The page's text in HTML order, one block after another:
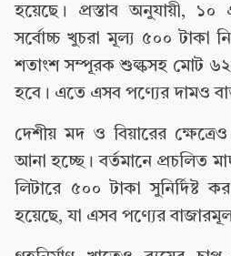
হয়েছে। প্রস্তাব অনুযায়ী, ১০
সর্বোচ্চ খুচরা মূল্য ৫০০ টাকা
শতাংশ সম্পূরক শুল্কসহ মোট
হবে। এতে এসব পণ্যের দামও
দেশীয় মদ ও বিয়ারের
আনা হচ্ছে। বর্তমানে প্রচলিত
লিটারে ৫০০ টাকা সুনির্দিষ্ট
হয়েছে, যা এসব পণ্যের